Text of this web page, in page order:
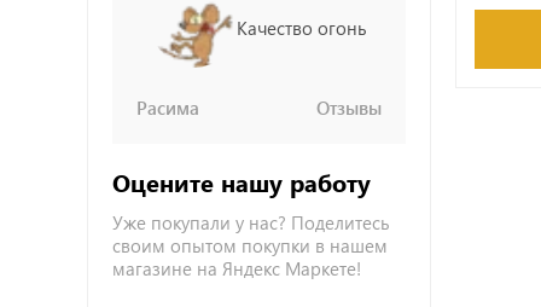
Качество огонь
Расима Отзывы
Оцените нашу работу
Уже покупали у нас? Поделитесь
своим опытом покупки в нашем
магазине на Яндекс Маркете!